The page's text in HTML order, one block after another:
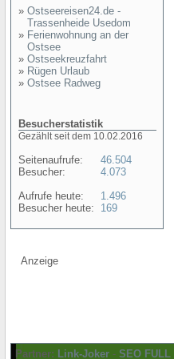
» Ostseereisen24.de -
Trassenheide Usedom
» Ferienwohnung an der
Ostsee
» Ostseekreuzfahrt
» Rügen Urlaub
» Ostsee Radweg
Besucherstatistik
Gezählt seit dem 10.02.2016
Seitenaufrufe:
Besucher:
Aufrufe heute:
Besucher heute:
46.504
4.073
1.496
169
Anzeige
Partner: Link-Joker - SEO FULL